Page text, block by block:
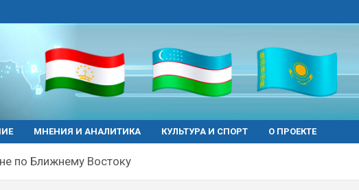
МНЕНИЯ И АНАЛИТИКА КУЛЬТУРА И СПОРТ О ПРОЕКТЕ
по Ближнему Востоку